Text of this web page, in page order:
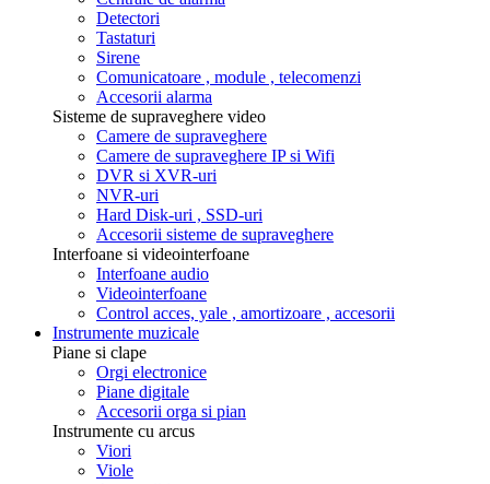
Detectori
Tastaturi
Sirene
Comunicatoare , module , telecomenzi
Accesorii alarma
Sisteme de supraveghere video
Camere de supraveghere
Camere de supraveghere IP si Wifi
DVR si XVR-uri
NVR-uri
Hard Disk-uri , SSD-uri
Accesorii sisteme de supraveghere
Interfoane si videointerfoane
Interfoane audio
Videointerfoane
Control acces, yale , amortizoare , accesorii
Instrumente muzicale
Piane si clape
Orgi electronice
Piane digitale
Accesorii orga si pian
Instrumente cu arcus
Viori
Viole